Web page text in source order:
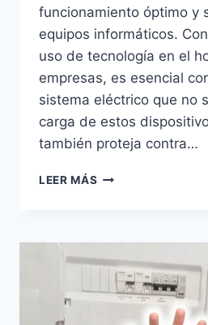
funcionamiento óptimo y
equipos informáticos.
uso de tecnología en el
empresas, es esencial
sistema eléctrico que no
carga de estos
también proteja contra…
LEER MÁS PREPARACIÓN
PARA
EQUIPOS
INFORMÁTICOS